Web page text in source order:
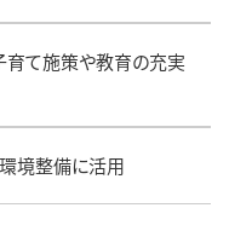
育て施策や教育の充実
境整備に活用